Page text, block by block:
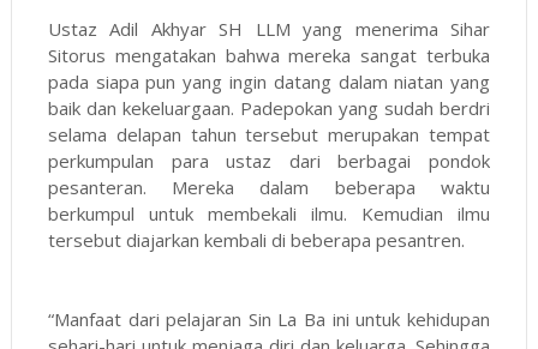
Ustaz Adil Akhyar SH LLM yang menerima Sihar
Sitorus mengatakan bahwa mereka sangat terbuka
pada siapa pun yang ingin datang dalam niatan yang
baik dan kekeluargaan. Padepokan yang sudah berdri
selama delapan tahun tersebut merupakan tempat
perkumpulan para ustaz dari berbagai pondok
pesanteran. Mereka dalam beberapa waktu
berkumpul untuk membekali ilmu. Kemudian ilmu
tersebut diajarkan kembali di beberapa pesantren.
“Manfaat dari pelajaran Sin La Ba ini untuk kehidupan